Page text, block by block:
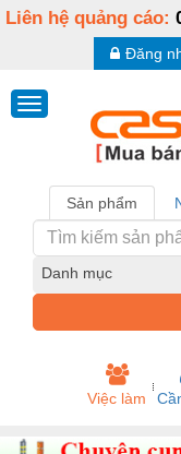
Liên hệ quảng cáo:
Đăng
Sản phẩm
Danh mục
Việc làm